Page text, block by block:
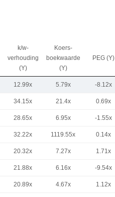
k/w-
verhouding
(Y)
Koers-
boekwaarde
(Y)
PEG (Y)
12.99x 5.79x -8.12x
34.15x 21.4x 0.69x
28.65x 6.95x -1.55x
32.22x 1119.55x 0.14x
20.32x 7.27x 1.71x
21.88x 6.16x -9.54x
20.89x 4.67x 1.12x